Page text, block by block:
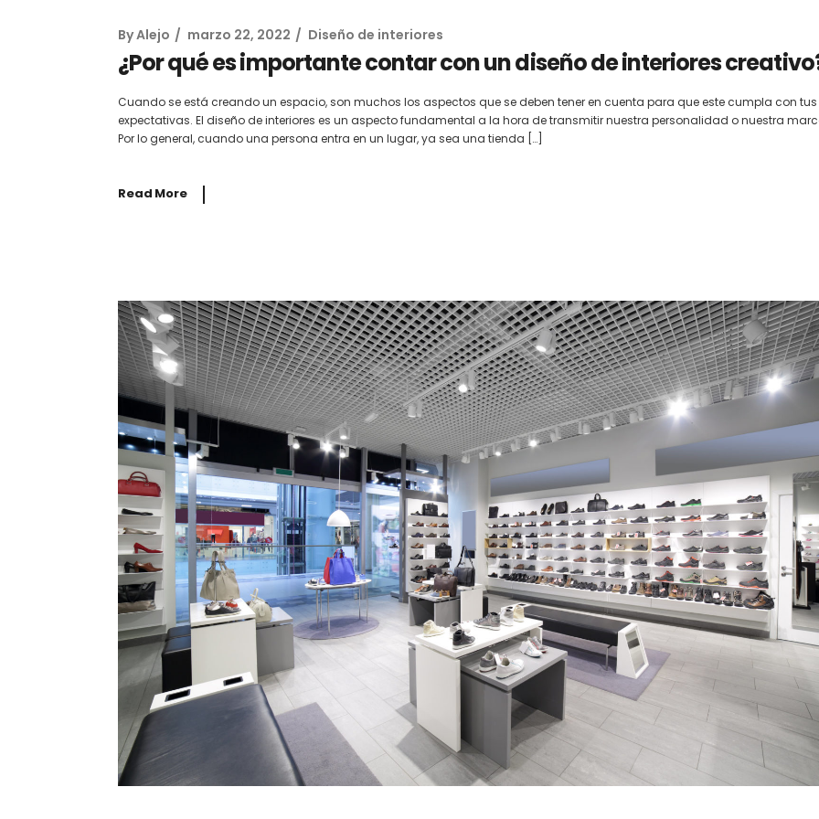
ByAlejo marzo 22, 2022 Diseño de interiores
¿Por qué es importante contar con un diseño de interiores
Cuando se está creando un espacio, son muchos los aspectos que se deben tener en cuenta para que este cumpla con tus
expectativas. El diseño de interiores es un aspecto fundamental a la hora de transmitir nuestra personalidad o nuestra
Por lo general, cuando una persona entra en un lugar, ya sea una tienda […]
Read More